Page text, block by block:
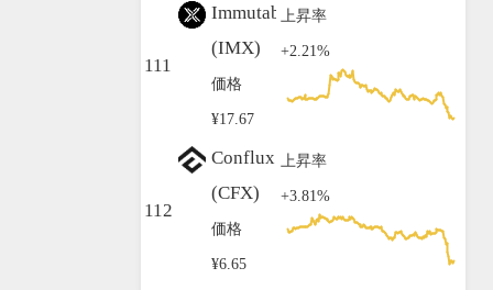
111
Immutable
(IMX)
価格
¥17.67
上昇率
+2.21%
112
Conflux
(CFX)
価格
¥6.65
上昇率
+3.81%